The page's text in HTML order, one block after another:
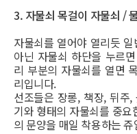
3. 자물쇠 목걸이 자물쇠 /
자물쇠를 열어야 열리듯
아닌 자물쇠 하단을 누르
리 부분의 자물쇠를 열면
리입니다.
선조들은 장롱, 책장, 뒤주
기와 형태의 자물쇠를 중
의 문양을 매일 착용하는